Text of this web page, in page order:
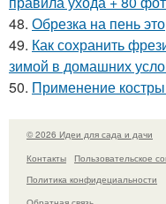
48. Обрезка на пень
49. Как сохранить
зимой в домашних
50. Применение
© 2026 Идеи для сада и дачи
Контакты
Пользовательское
Политика конфидециальности